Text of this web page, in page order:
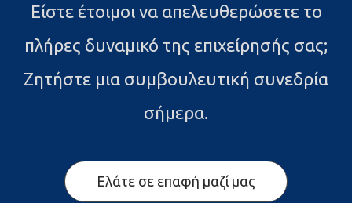
Είστε έτοιμοι να απελευθερώσετε το
πλήρες δυναμικό της επιχείρησής σας;
Ζητήστε μια συμβουλευτική συνεδρία
σήμερα.
Ελάτε σε επαφή μαζί μας